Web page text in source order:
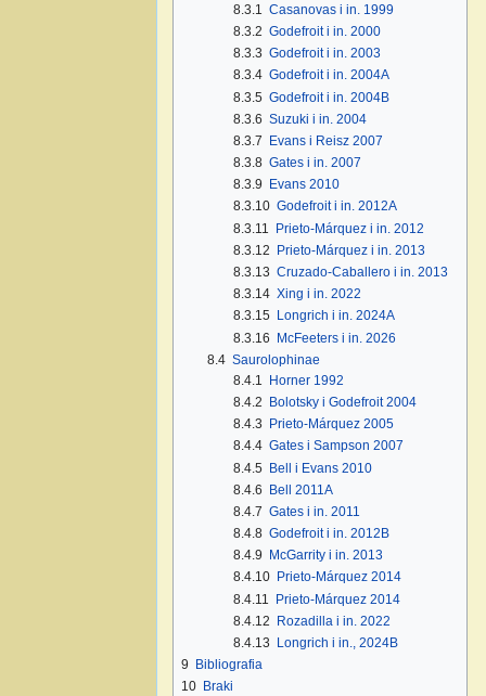
8.3.1
Casanovas i in. 1999
8.3.2 Godefroit i in. 2000
8.3.3 Godefroit i in. 2003
8.3.4 Godefroit i in. 2004A
8.3.5 Godefroit i in. 2004B
8.3.6 Suzuki i in. 2004
8.3.7 Evans i Reisz 2007
8.3.8 Gates i in. 2007
8.3.9
Evans 2010
8.3.10 Godefroit i in. 2012A
8.3.11
Prieto-Márquez i in. 2012
8.3.12 Prieto-Márquez i in. 2013
8.3.13 Cruzado-Caballero i in. 2013
8.3.14 Xing i in. 2022
8.3.15 Longrich i in. 2024A
8.3.16 McFeeters i in. 2026
8.4 Saurolophinae
8.4.1
Horner 1992
8.4.2
Bolotsky i Godefroit 2004
8.4.3
Prieto-Márquez 2005
8.4.4 Gates i Sampson 2007
8.4.5 Bell i Evans 2010
8.4.6 Bell 2011A
8.4.7 Gates i in. 2011
8.4.8 Godefroit i in. 2012B
8.4.9
McGarrity i in. 2013
8.4.10 Prieto-Márquez 2014
8.4.11
Prieto-Márquez 2014
8.4.12 Rozadilla i in. 2022
8.4.13
Longrich i in., 2024B
9
Bibliografia
10 Braki